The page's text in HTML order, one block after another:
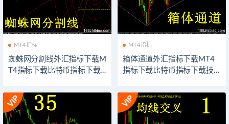
MT4指标
蜘蛛网分割线外汇指标下载M
T4指标下载比特币指标下载
以太坊外汇指示器下载
MT4指标
箱体通道外汇指标下载MT4
指标下载比特币指标下载技
太坊外汇指示器下载